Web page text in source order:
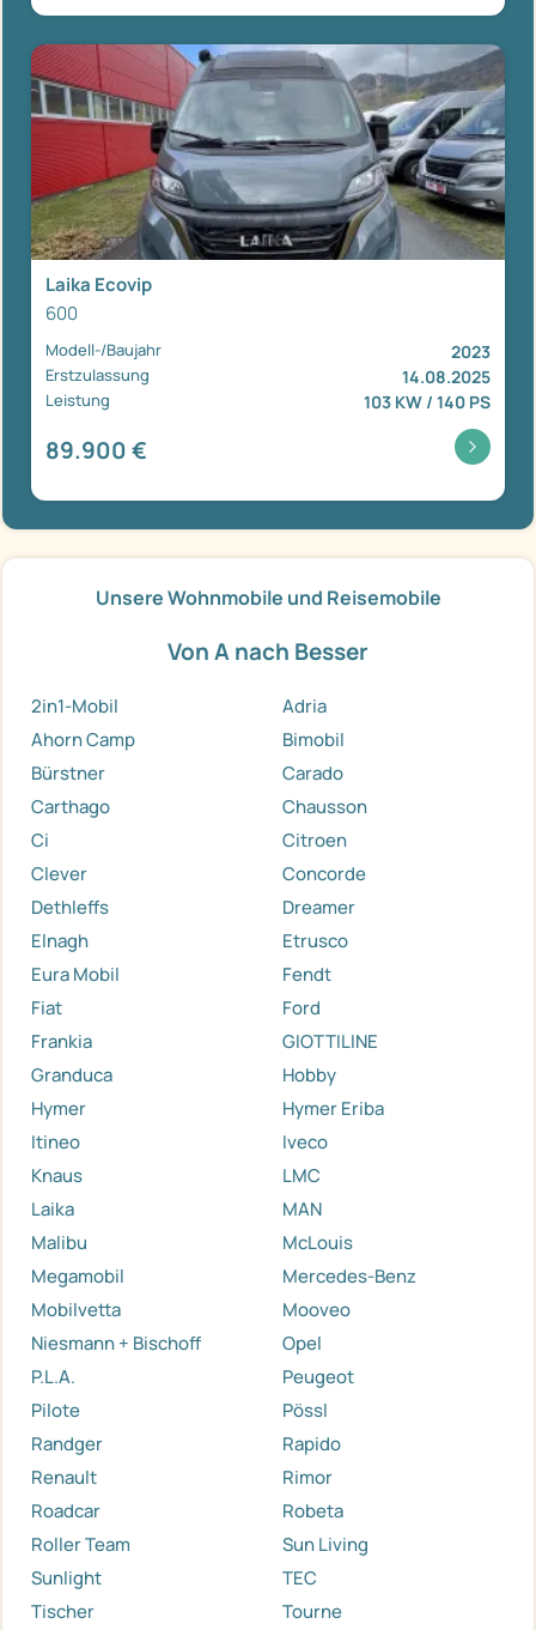
Laika Ecovip
600
Modell-/Baujahr 2023
Erstzulassung 14.08.2025
Leistung 103 KW / 140 PS
89.900 €
Unsere Wohnmobile und Reisemobile
Von A nach Besser
2in1-Mobil
Adria
Ahorn Camp
Bimobil
Bürstner
Carado
Carthago
Chausson
Ci
Citroen
Clever
Concorde
Dethleffs
Dreamer
Elnagh
Etrusco
Eura Mobil
Fendt
Fiat
Ford
Frankia
GIOTTILINE
Granduca
Hobby
Hymer
Hymer Eriba
Itineo
Iveco
Knaus
LMC
Laika
MAN
Malibu
McLouis
Megamobil
Mercedes-Benz
Mobilvetta
Mooveo
Niesmann + Bischoff
Opel
P.L.A.
Peugeot
Pilote
Pössl
Randger
Rapido
Renault
Rimor
Roadcar
Robeta
Roller Team
Sun Living
Sunlight
TEC
Tischer
Tourne